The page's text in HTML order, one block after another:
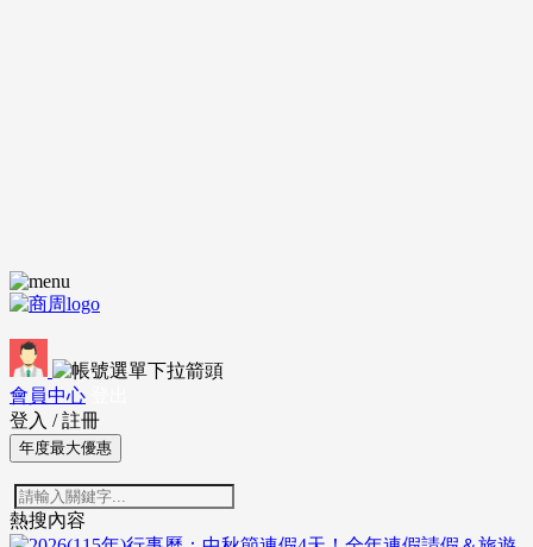
會員中心
登入 / 註冊
年度最大優惠
熱搜內容